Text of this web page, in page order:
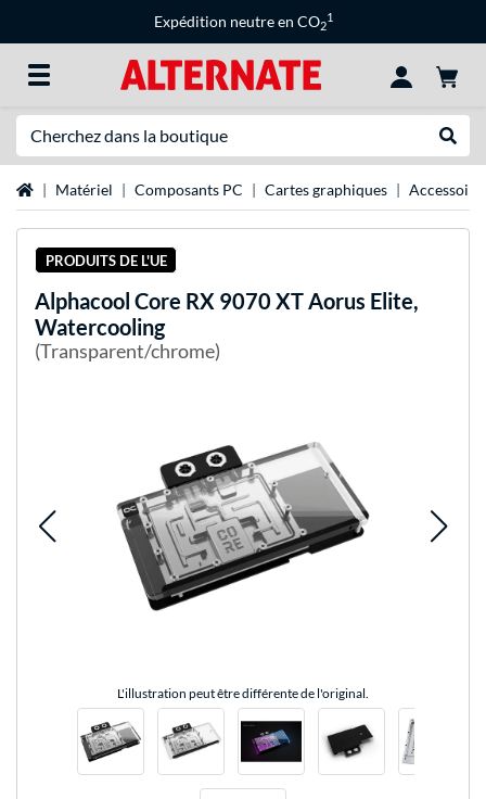
Expédition neutre en CO2
1
Page d'accueil
Matériel Composants PC Cartes graphiques
PRODUITS DE L'UE
Alphacool Core RX 9070 XT Aorus Elite,
Watercooling
(Transparent/chrome)
L'illustration peut être différente de l'original.